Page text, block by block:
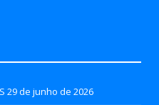
29 de junho de 2026